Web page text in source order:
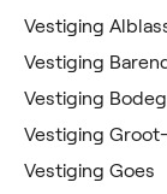
Vestiging
Vestiging
Vestiging
Vestiging
Vestiging Goes